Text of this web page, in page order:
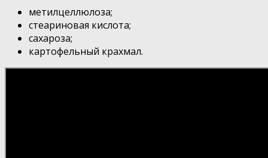
метилцеллюлоза;
стеариновая кислота;
сахароза;
картофельный крахмал.